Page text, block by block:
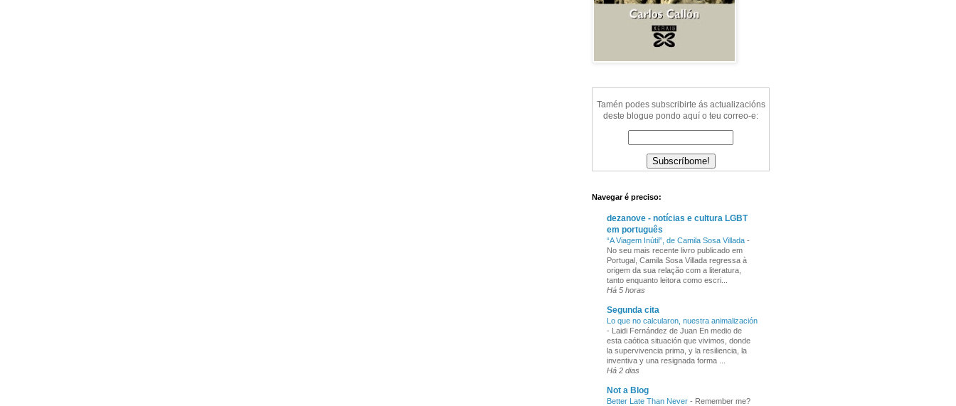
Tamén podes subscribirte ás actualizacións
deste blogue pondo aquí o teu correo-e:
Navegar é preciso:
dezanove - notícias e cultura LGBT
em português
“A Viagem Inútil”, de Camila Sosa Villada -
No seu mais recente livro publicado em
Portugal, Camila Sosa Villada regressa à
origem da sua relação com a literatura,
tanto enquanto leitora como escri...
Há 5 horas
Segunda cita
Lo que no calcularon, nuestra animalización
- Laidi Fernández de Juan En medio de
esta caótica situación que vivimos, donde
la supervivencia prima, y la resiliencia, la
inventiva y una resignada forma ...
Há 2 dias
Not a Blog
Better Late Than Never - Remember me?